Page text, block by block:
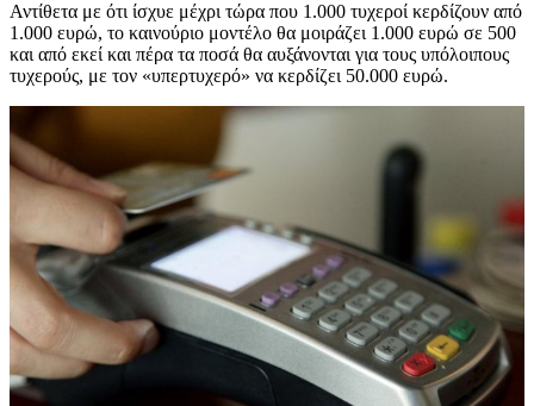
Αντίθετα με ότι ίσχυε μέχρι τώρα που 1.000 τυχεροί κερδίζουν από
1.000 ευρώ, το καινούριο μοντέλο θα μοιράζει 1.000 ευρώ σε 500
και από εκεί και πέρα τα ποσά θα αυξάνονται για τους υπόλοιπους
τυχερούς, με τον «υπερτυχερό» να κερδίζει 50.000 ευρώ.